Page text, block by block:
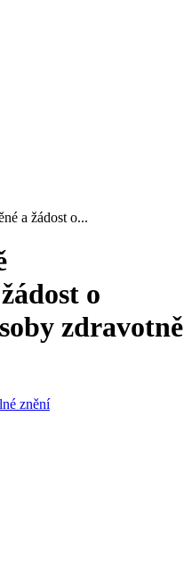
a žádost o...
o
zdravotně
znění